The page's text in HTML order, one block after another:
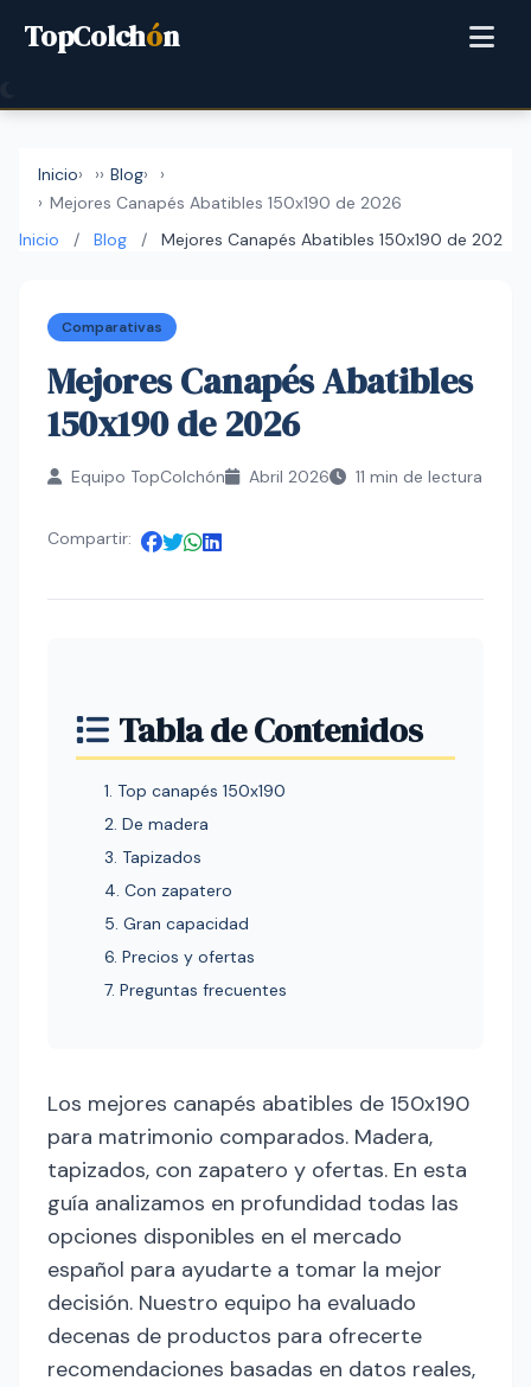
TopColchón
Inicio › Blog
›
Mejores Canapés Abatibles 150x190 de 2026
Inicio
/ Blog / Mejores Canapés Abatibles 150x190 de 202
Comparativas
Mejores Canapés Abatibles
150x190 de 2026
Equipo TopColchón Abril 2026 11 min de lectura
Compartir:
Tabla de Contenidos
1. Top canapés 150x190
2. De madera
3. Tapizados
4. Con zapatero
5. Gran capacidad
6. Precios y ofertas
7. Preguntas frecuentes
Los mejores canapés abatibles de 150x190
para matrimonio comparados. Madera,
tapizados, con zapatero y ofertas. En esta
guía analizamos en profundidad todas las
opciones disponibles en el mercado
español para ayudarte a tomar la mejor
decisión. Nuestro equipo ha evaluado
decenas de productos para ofrecerte
recomendaciones basadas en datos reales,